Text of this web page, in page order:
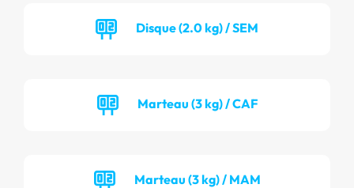
Disque (2.0 kg) / SEM
Marteau (3 kg) / CAF
Marteau (3 kg) / MAM